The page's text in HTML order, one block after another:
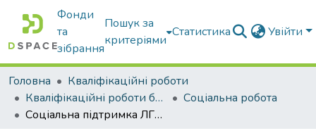
Фонди
та
зібрання
Пошук за
критеріями
Статистика Увійти
Головна
Кваліфікаційні роботи
Кваліфікаційні роботи бакалаврів
Соціальна робота
Соціальна підтримка ЛГБТ-осіб з досвідом насилля